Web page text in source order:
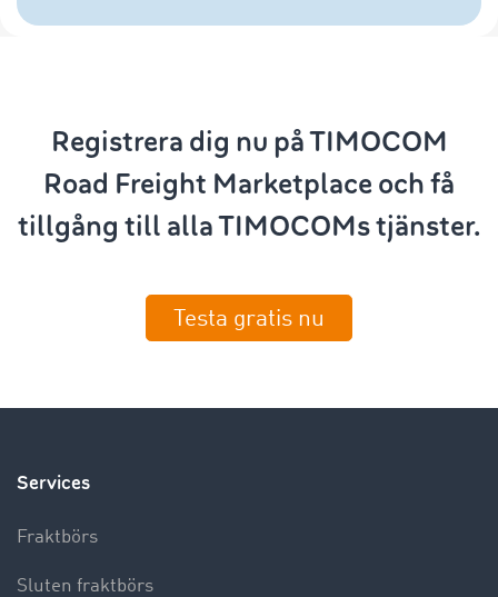
Registrera dig nu på TIMOCOM
Road Freight Marketplace och få
tillgång till alla TIMOCOMs tjänster.
Testa gratis nu
Services
Fraktbörs
Sluten fraktbörs